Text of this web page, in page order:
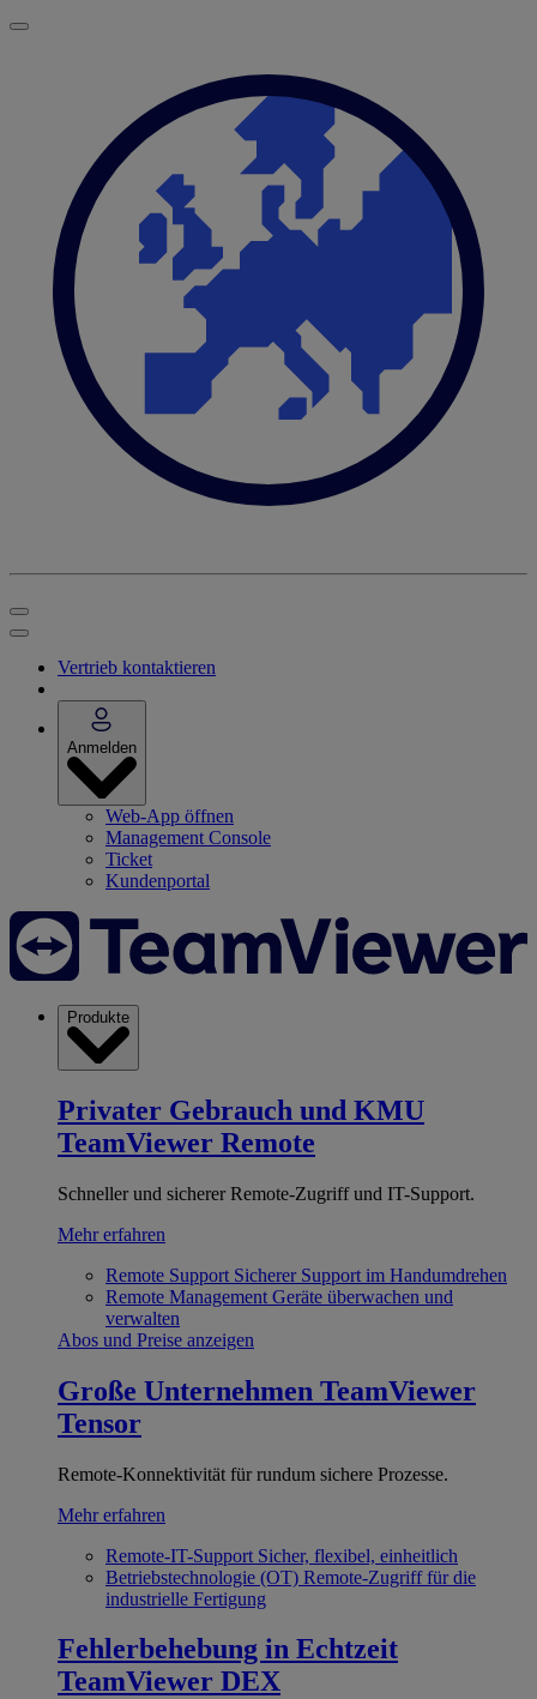
Vertrieb kontaktieren
Anmelden
Web-App öffnen
Management Console
Ticket
Kundenportal
Produkte
Privater Gebrauch und KMU
TeamViewer Remote
Schneller und sicherer Remote-Zugriff und IT-Support.
Mehr erfahren
Remote Support Sicherer Support im Handumdrehen
Remote Management Geräte überwachen und
verwalten
Abos und Preise anzeigen
Große Unternehmen TeamViewer
Tensor
Remote-Konnektivität für rundum sichere Prozesse.
Mehr erfahren
Remote-IT-Support Sicher, flexibel, einheitlich
Betriebstechnologie (OT) Remote-Zugriff für die
industrielle Fertigung
Fehlerbehebung in Echtzeit
TeamViewer DEX